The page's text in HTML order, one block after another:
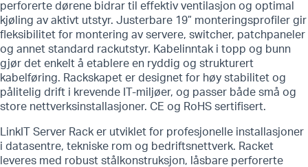
perforerte dørene bidrar til effektiv ventilasjon og optimal
kjøling av aktivt utstyr. Justerbare 19” monteringsprofiler gir
fleksibilitet for montering av servere, switcher, patchpaneler
og annet standard rackutstyr. Kabelinntak i topp og bunn
gjør det enkelt å etablere en ryddig og strukturert
kabelføring. Rackskapet er designet for høy stabilitet og
pålitelig drift i krevende IT-miljøer, og passer både små og
store nettverksinstallasjoner. CE og RoHS sertifisert.
LinkIT Server Rack er utviklet for profesjonelle installasjoner
i datasentre, tekniske rom og bedriftsnettverk. Racket
leveres med robust stålkonstruksjon, låsbare perforerte